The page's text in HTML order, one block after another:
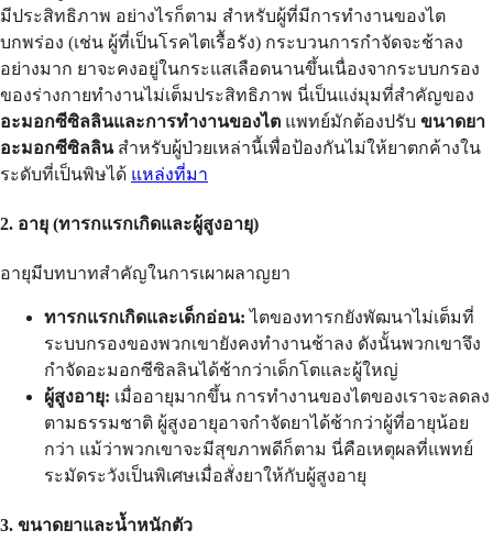
มีประสิทธิภาพ อย่างไรก็ตาม สำหรับผู้ที่มีการทำงานของไต
บกพร่อง (เช่น ผู้ที่เป็นโรคไตเรื้อรัง) กระบวนการกำจัดจะช้าลง
อย่างมาก ยาจะคงอยู่ในกระแสเลือดนานขึ้นเนื่องจากระบบกรอง
ของร่างกายทำงานไม่เต็มประสิทธิภาพ นี่เป็นแง่มุมที่สำคัญของ
อะมอกซีซิลลินและการทำงานของไต แพทย์มักต้องปรับ ขนาดยา
อะมอกซีซิลลินสำหรับผู้ป่วยเหล่านี้เพื่อป้องกันไม่ให้ยาตกค้างใน
ระดับที่เป็นพิษได้ แหล่งที่มา
2. อายุ (ทารกแรกเกิดและผู้สูงอายุ)
อายุมีบทบาทสำคัญในการเผาผลาญยา
ทารกแรกเกิดและเด็กอ่อน: ไตของทารกยังพัฒนาไม่เต็มที่
ระบบกรองของพวกเขายังคงทำงานช้าลง ดังนั้นพวกเขาจึง
กำจัดอะมอกซีซิลลินได้ช้ากว่าเด็กโตและผู้ใหญ่
ผู้สูงอายุ: เมื่ออายุมากขึ้น การทำงานของไตของเราจะลดลง
ตามธรรมชาติ ผู้สูงอายุอาจกำจัดยาได้ช้ากว่าผู้ที่อายุน้อย
กว่า แม้ว่าพวกเขาจะมีสุขภาพดีก็ตาม นี่คือเหตุผลที่แพทย์
ระมัดระวังเป็นพิเศษเมื่อสั่งยาให้กับผู้สูงอายุ
3. ขนาดยาและน้ำหนักตัว